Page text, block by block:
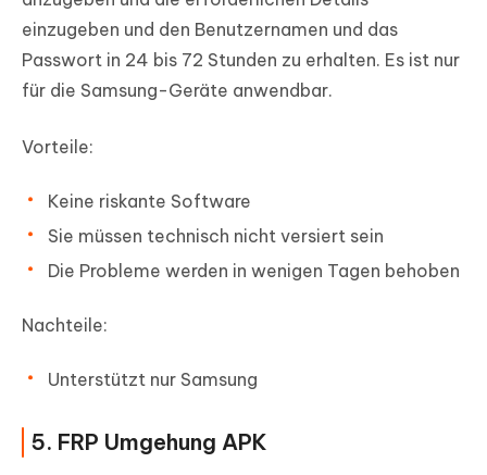
einzugeben und den Benutzernamen und das
Passwort in 24 bis 72 Stunden zu erhalten. Es ist nur
für die Samsung-Geräte anwendbar.
Vorteile:
Keine riskante Software
Sie müssen technisch nicht versiert sein
Die Probleme werden in wenigen Tagen behoben
Nachteile:
Unterstützt nur Samsung
5. FRP Umgehung APK